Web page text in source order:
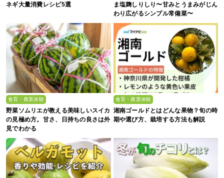
ネギ大量消費レシピ5選
ま塩麹しりしり〜甘みとうまみがじん
わり広がるシンプル常備菜〜
食育・農業体験
野菜ソムリエが教える美味しいスイカ
の見極め方。甘さ、日持ちの良さは外
見でわかる
食育・農業体験
湘南ゴールドとはどんな果物？旬の時
期や選び方、栽培する方法も解説